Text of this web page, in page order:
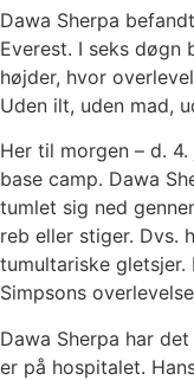
Dawa Sherpa
Everest. I seks døgn
højder, hvor
Uden ilt, uden mad,
Her til morgen – d.
base camp. Dawa
tumlet sig ned
reb eller stiger. Dvs.
tumultariske
Simpsons
Dawa Sherpa har
er på hospitalet.